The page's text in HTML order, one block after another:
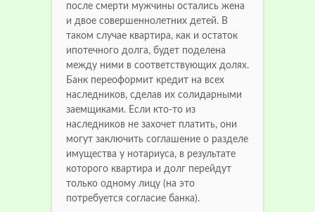
после смерти мужчины остались жена
и двое совершеннолетних детей. В
таком случае квартира, как и остаток
ипотечного долга, будет поделена
между ними в соответствующих долях.
Банк переоформит кредит на всех
наследников, сделав их солидарными
заемщиками. Если кто-то из
наследников не захочет платить, они
могут заключить соглашение о разделе
имущества у нотариуса, в результате
которого квартира и долг перейдут
только одному лицу (на это
потребуется согласие банка).